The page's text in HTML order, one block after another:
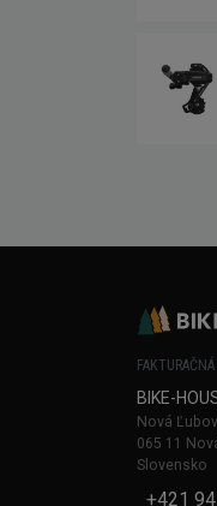
BIKE-
Nová
065 11
Slovensko
+421